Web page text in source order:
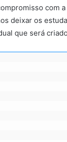
com
deixar os
que será